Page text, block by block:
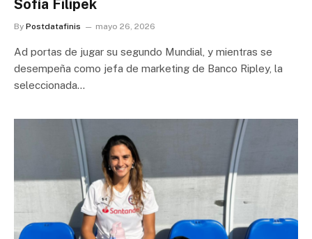
Sofía Filipek
By Postdatafinis mayo 26, 2026
Ad portas de jugar su segundo Mundial, y mientras se
desempeña como jefa de marketing de Banco Ripley, la
seleccionada…